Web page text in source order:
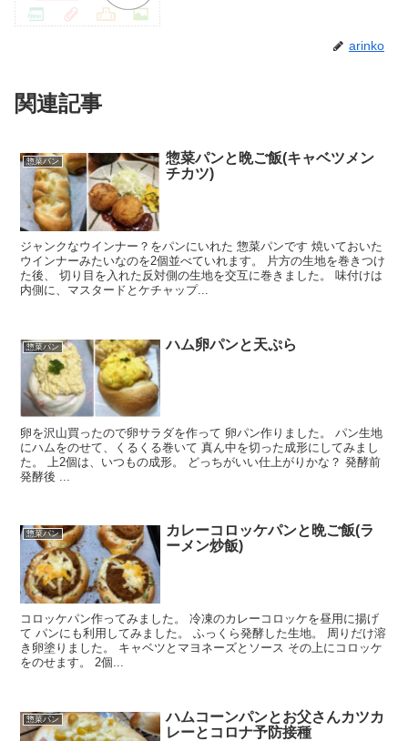
arinko
関連記事
惣菜パン
惣菜パンと晩ご飯(キャベツメン
チカツ)
ジャンクなウインナー？をパンにいれた 惣菜パンです 焼いておいた
ウインナーみたいなのを2個並べていれます。 片方の生地を巻きつけ
た後、 切り目を入れた反対側の生地を交互に巻きました。 味付けは
内側に、マスタードとケチャップ...
惣菜パン ハム卵パンと天ぷら
卵を沢山買ったので卵サラダを作って 卵パン作りました。 パン生地
にハムをのせて、くるくる巻いて 真ん中を切った成形にしてみまし
た。 上2個は、いつもの成形。 どっちがいい仕上がりかな？ 発酵前
発酵後 ...
惣菜パン
カレーコロッケパンと晩ご飯(ラ
ーメン炒飯)
コロッケパン作ってみました。 冷凍のカレーコロッケを昼用に揚げ
て パンにも利用してみました。 ふっくら発酵した生地。 周りだけ溶
き卵塗りました。 キャベツとマヨネーズとソース その上にコロッケ
をのせます。 2個...
惣菜パン
ハムコーンパンとお父さんカツカ
レーとコロナ予防接種